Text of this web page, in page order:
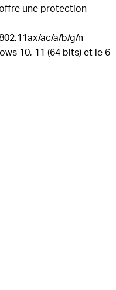
une protection
ac/a/b/g/n
10, 11 (64 bits)et le 6